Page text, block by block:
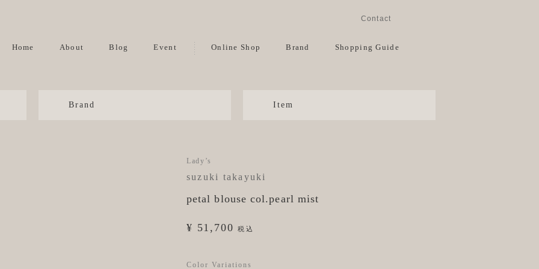
Home About Blog Event Online Shop Brand Shopping Guide
Contact
Brand Item
Lady’s
suzuki takayuki
petal blouse col.pearl mist
¥ 51,700 税込
Color Variations